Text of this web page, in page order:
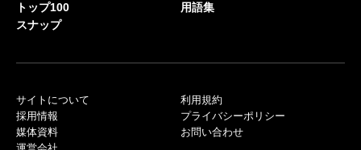
トップ100
スナップ
用語集
サイトについて
採用情報
媒体資料
利用規約
プライバシーポリシー
お問い合わせ